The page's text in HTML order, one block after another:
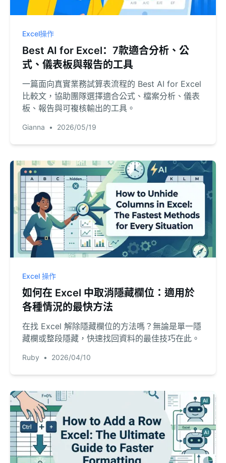
Excel操作
Best AI for Excel：7款適合分析、公
式、儀表板與報告的工具
一篇面向真實業務試算表流程的 Best AI for Excel
比較文，協助團隊選擇適合公式、檔案分析、儀表
板、報告與可複核輸出的工具。
Gianna • 2026/05/19
Excel 操作
如何在 Excel 中取消隱藏欄位：適用於
各種情況的最快方法
在找 Excel 解除隱藏欄位的方法嗎？無論是單一隱
藏欄或整段隱藏，快速找回資料的最佳技巧在此。
Ruby • 2026/04/10